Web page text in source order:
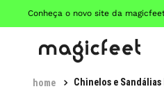
Conheça o novo site da
Chinelos e